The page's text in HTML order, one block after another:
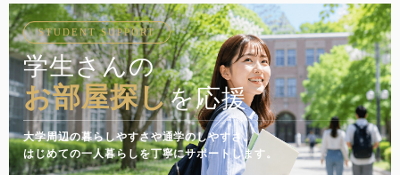
STUDENT SUPPORT
学生さんの
お部屋探しを応援
大学周辺の暮らしやすさや通学のしやすさ。
はじめての一人暮らしを丁寧にサポートします。